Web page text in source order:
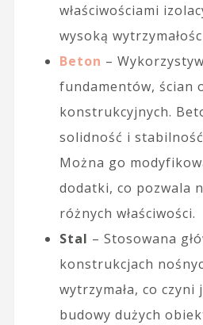
właściwościami
wysoką
Beton –
fundamentów, ścian
konstrukcyjnych.
solidność i
Można go
dodatki, co pozwala
różnych właściwości.
Stal – Stosowana
konstrukcjach
wytrzymała, co czyni
budowy dużych